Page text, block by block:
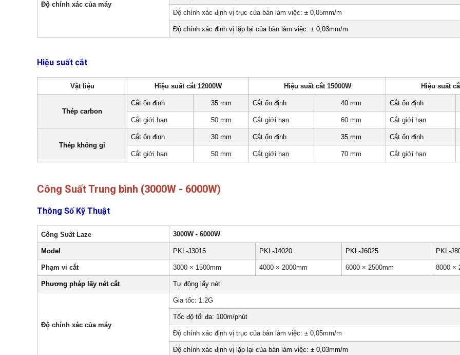
Độ chính xác của máy
Độ chính xác định vị trục của bàn làm việc: ± 0,05mm/m
Độ chính xác định vị lặp lại của bàn làm việc: ± 0,03mm/m
Hiệu suất cắt
Vật liệu Hiệu suất cắt 12000W Hiệu suất cắt 15000W Hiệu suất
Thép carbon
Cắt ổn định 35 mm Cắt ổn định 40 mm Cắt ổn định
Cắt giới hạn 50 mm Cắt giới hạn 60 mm Cắt giới hạn
Thép không gỉ
Cắt ổn định 30 mm Cắt ổn định 35 mm Cắt ổn định
Cắt giới hạn 50 mm Cắt giới hạn 70 mm Cắt giới hạn
Công Suất Trung bình (3000W - 6000W)
Thông Số Kỹ Thuật
Công Suất Laze 3000W - 6000W
Model PKL-J3015 PKL-J4020 PKL-J6025 PKL-
Phạm vi cắt 3000 × 1500mm 4000 × 2000mm 6000 × 2500mm 8000 ×
Phương pháp lấy nét cắt Tự động lấy nét
Độ chính xác của máy
Gia tốc: 1.2G
Tốc độ tối đa: 100m/phút
Độ chính xác định vị trục của bàn làm việc: ± 0,05mm/m
Độ chính xác định vị lặp lại của bàn làm việc: ± 0,03mm/m